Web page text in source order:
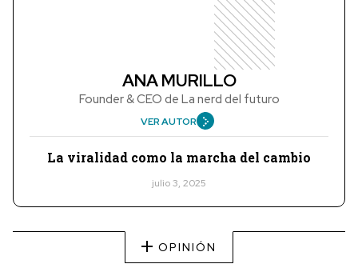
ANA MURILLO
Founder & CEO de La nerd del futuro
VER AUTOR
La viralidad como la marcha del cambio
julio 3, 2025
OPINIÓN